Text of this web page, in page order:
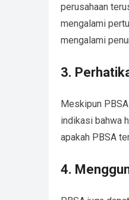
perusahaan
mengalami
mengalami
3.
Meskipun
indikasi bahwa
apakah PBSA
4.